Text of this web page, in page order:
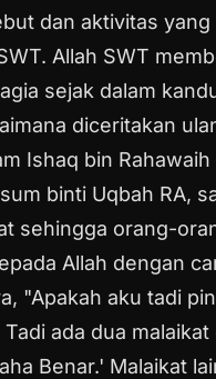
dan aktivitas yang
Allah SWT
sejak dalam
diceritakan
Ishaq bin
binti Uqbah RA,
sehingga orang-
Allah dengan
"Apakah aku tadi
ada dua
Benar.' Malaikat